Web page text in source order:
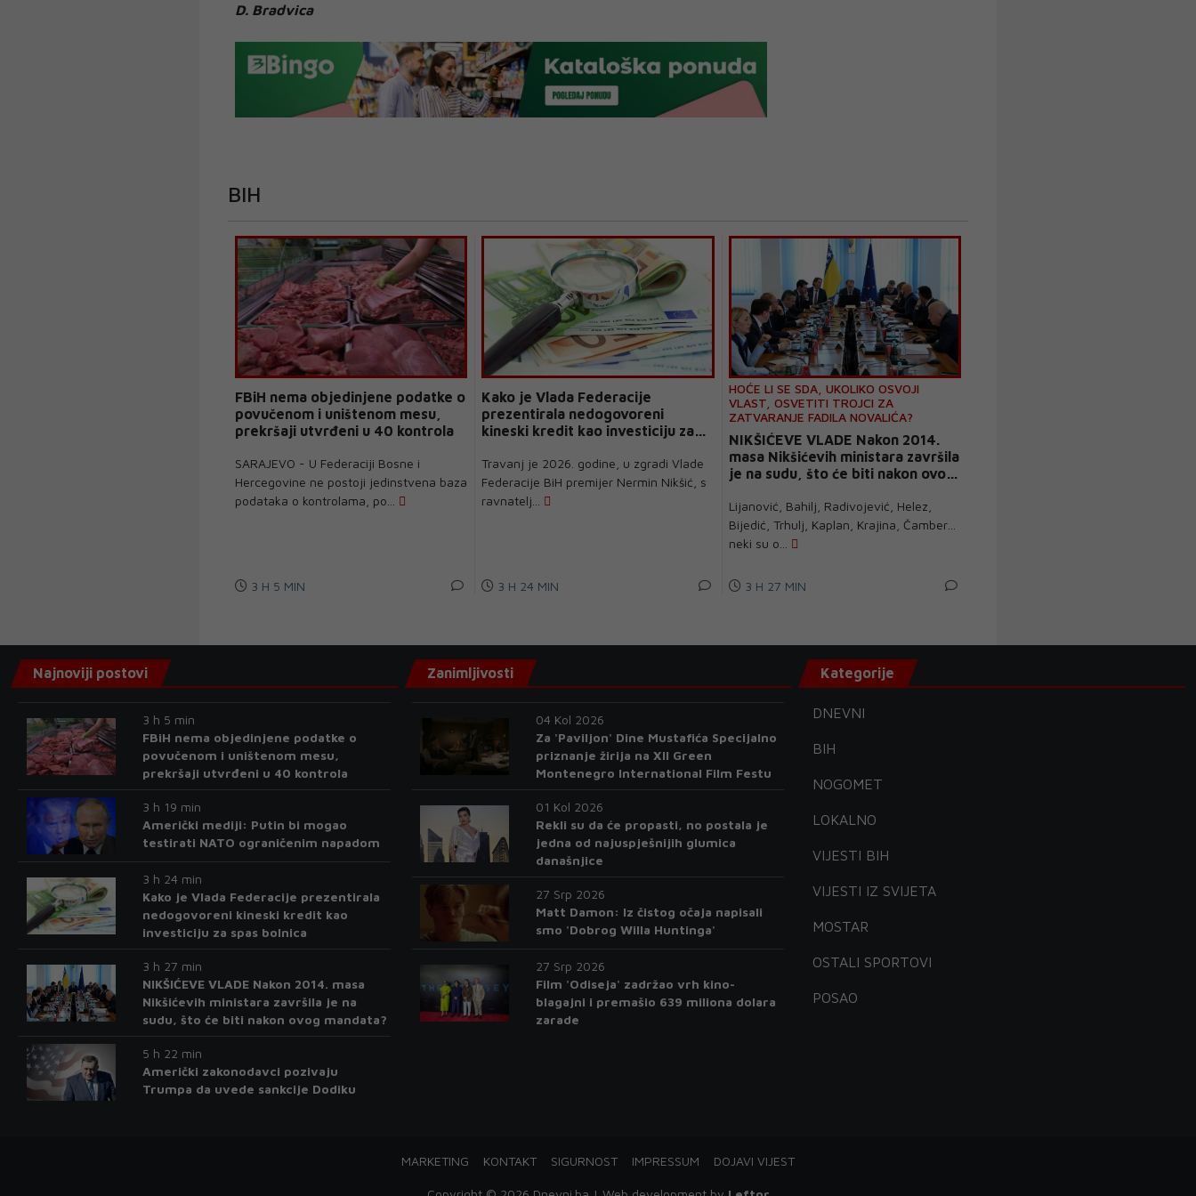
D. Bradvica
BIH
FBiH nema objedinjene podatke o
povučenom i uništenom mesu,
prekršaji utvrđeni u 40 kontrola
SARAJEVO - U Federaciji Bosne i
Hercegovine ne postoji jedinstvena baza
podataka o kontrolama, po...
3 H 5 MIN
Kako je Vlada Federacije
prezentirala nedogovoreni
kineski kredit kao investiciju za
Travanj je 2026. godine, u zgradi Vlade
Federacije BiH premijer Nermin Nikšić, s
ravnatelj...
3 H 24 MIN
HOĆE LI SE SDA, UKOLIKO OSVOJI
VLAST, OSVETITI TROJCI ZA
ZATVARANJE FADILA NOVALIĆA?
NIKŠIĆEVE VLADE Nakon 2014.
masa Nikšićevih ministara završila
je na sudu, što će biti nakon ovog
Lijanović, Bahilj, Radivojević, Helez,
Bijedić, Trhulj, Kaplan, Krajina, Čamber…
neki su o...
3 H 27 MIN
Najnoviji postovi
3 h 5 min
FBiH nema objedinjene podatke o
povučenom i uništenom mesu,
prekršaji utvrđeni u 40 kontrola
3 h 19 min
Američki mediji: Putin bi mogao
testirati NATO ograničenim napadom
3 h 24 min
Kako je Vlada Federacije prezentirala
nedogovoreni kineski kredit kao
investiciju za spas bolnica
3 h 27 min
NIKŠIĆEVE VLADE Nakon 2014. masa
Nikšićevih ministara završila je na
sudu, što će biti nakon ovog mandata?
5 h 22 min
Američki zakonodavci pozivaju
Trumpa da uvede sankcije Dodiku
Zanimljivosti
04 Kol 2026
Za 'Paviljon' Dine Mustafića Specijalno
priznanje žirija na XII Green
Montenegro International Film Festu
01 Kol 2026
Rekli su da će propasti, no postala je
jedna od najuspješnijih glumica
današnjice
27 Srp 2026
Matt Damon: Iz čistog očaja napisali
smo 'Dobrog Willa Huntinga'
27 Srp 2026
Film 'Odiseja' zadržao vrh kino-
blagajni i premašio 639 miliona dolara
zarade
Kategorije
DNEVNI
BIH
NOGOMET
LOKALNO
VIJESTI BIH
VIJESTI IZ SVIJETA
MOSTAR
OSTALI SPORTOVI
POSAO
MARKETING KONTAKT SIGURNOST IMPRESSUM DOJAVI VIJEST